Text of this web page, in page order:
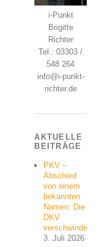
i-Punkt
Brigitte
Richter
Tel.: 03303 /
548 264
info@i-punkt-
richter.de
AKTUELLE
BEITRÄGE
PKV –
Abschied
von einem
bekannten
Namen: Die
DKV
verschwindet
3. Juli 2026